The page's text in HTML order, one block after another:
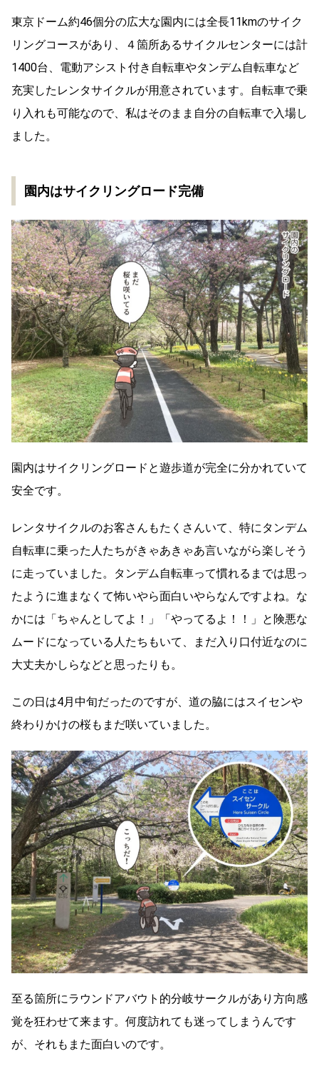
東京ドーム約46個分の広大な園内には全長11kmのサイク
リングコースがあり、４箇所あるサイクルセンターには計
1400台、電動アシスト付き自転車やタンデム自転車など
充実したレンタサイクルが用意されています。自転車で乗
り入れも可能なので、私はそのまま自分の自転車で入場し
ました。
園内はサイクリングロード完備
園内はサイクリングロードと遊歩道が完全に分かれていて
安全です。
レンタサイクルのお客さんもたくさんいて、特にタンデム
自転車に乗った人たちがきゃあきゃあ言いながら楽しそう
に走っていました。タンデム自転車って慣れるまでは思っ
たように進まなくて怖いやら面白いやらなんですよね。な
かには「ちゃんとしてよ！」「やってるよ！！」と険悪な
ムードになっている人たちもいて、まだ入り口付近なのに
大丈夫かしらなどと思ったりも。
この日は4月中旬だったのですが、道の脇にはスイセンや
終わりかけの桜もまだ咲いていました。
至る箇所にラウンドアバウト的分岐サークルがあり方向感
覚を狂わせて来ます。何度訪れても迷ってしまうんです
が、それもまた面白いのです。